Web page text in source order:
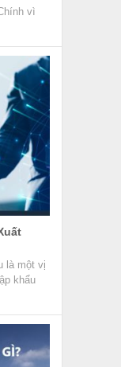
vì
là một vị
khẩu